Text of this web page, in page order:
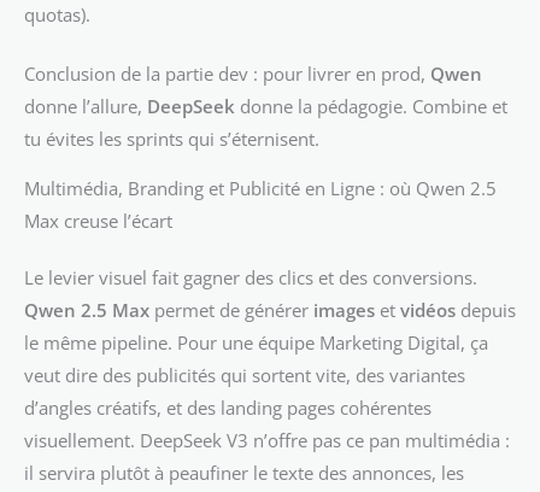
quotas).
Conclusion de la partie dev : pour livrer en prod, Qwen
donne l’allure, DeepSeek donne la pédagogie. Combine et
tu évites les sprints qui s’éternisent.
Multimédia, Branding et Publicité en Ligne : où Qwen 2.5
Max creuse l’écart
Le levier visuel fait gagner des clics et des conversions.
Qwen 2.5 Max permet de générer images et vidéos depuis
le même pipeline. Pour une équipe Marketing Digital, ça
veut dire des publicités qui sortent vite, des variantes
d’angles créatifs, et des landing pages cohérentes
visuellement. DeepSeek V3 n’offre pas ce pan multimédia :
il servira plutôt à peaufiner le texte des annonces, les